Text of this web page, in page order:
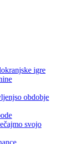
igre
obdobje
svojo